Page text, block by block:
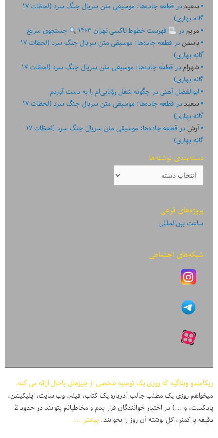
سعیددر
قطعه جاده‌ها: موسیقی متن سریال جنگ سرد (لحظات ۱۷
گانه بهاری)
مریمدر فهرست خطوط تاکسی تهران ۱۴۰۳
جستجوی سریع
یاسمندر
قطعه جاده‌ها: موسیقی متن سریال جنگ سرد (لحظات ۱۷
گانه بهاری)
شهرامدر
قطعه جاده‌ها: موسیقی متن سریال جنگ سرد (لحظات ۱۷
گانه بهاری)
ابوالفضل آهنیدرچگونه شغل رؤیایی‌ام را به دست آوردم
سعیددر
قطعه جاده‌ها: موسیقی متن سریال جنگ سرد (لحظات ۱۷
گانه بهاری)
آرشدر
قطعه جاده‌ها: موسیقی متن سریال جنگ سرد (لحظات ۱۷
گانه بهاری)
دسته‌بندی نوشته‌ها
دسته‌بندی
نوشته‌ها
پروژه‌های فرعی
ساعت بین‌المللی
شبکه‌های اجتماعی
ریکامندو وبلاگیه که روزی یک توصیه شخصی از چیزهای باحال ارائه می کنه.
میخواهم روزی یک مطلب جالب (درباره یک کتاب، فیلم، وب سایت، اپلیکیشن،
پادکست، و ...) در اختیار خوانندگان قرار بدم و مخاطبانم بتوانند در حدود 2
دقیقه یا کمتر، کل نوشته آن روز را بخوانند. بیشتر ...